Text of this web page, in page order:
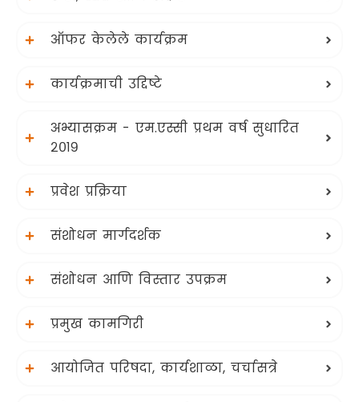
ऑफर केलेले कार्यक्रम
कार्यक्रमाची उद्दिष्टे
अभ्यासक्रम - एम.एस्सी प्रथम वर्ष सुधारित
२०१९
प्रवेश प्रक्रिया
संशोधन मार्गदर्शक
संशोधन आणि विस्तार उपक्रम
प्रमुख कामगिरी
आयोजित परिषदा, कार्यशाळा, चर्चासत्रे